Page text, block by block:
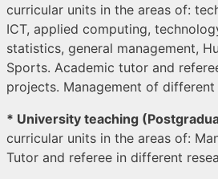
curricular units in the areas of:
ICT, applied computing,
statistics, general management,
Sports. Academic tutor and
projects. Management of different
* University teaching
curricular units in the areas of:
Tutor and referee in different